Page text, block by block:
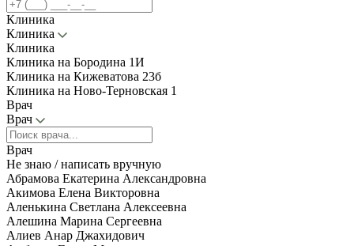
Клиника
Клиника
Клиника
Клиника на Бородина 1И
Клиника на Кижеватова 23б
Клиника на Ново-Терновская 1
Врач
Врач
Врач
Не знаю / написать вручную
Абрамова Екатерина Александровна
Акимова Елена Викторовна
Аленькина Светлана Алексеевна
Алешина Марина Сергеевна
Алиев Анар Джахидович